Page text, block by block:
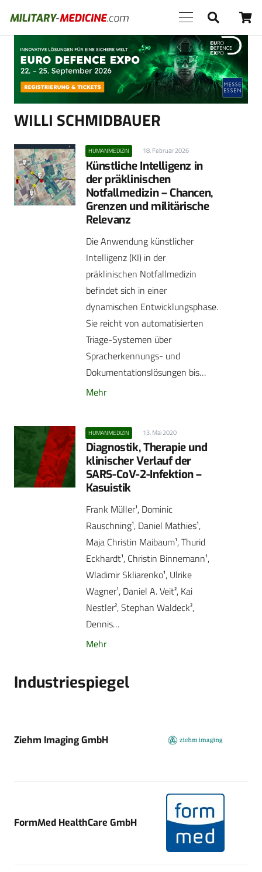
Anzeige
WILLI SCHMIDBAUER
HUMANMEDIZIN 18. Februar 2026
Künstliche Intelligenz in
der präklinischen
Notfallmedizin – Chancen,
Grenzen und militärische
Relevanz
Die Anwendung künstlicher
Intelligenz (KI) in der
präklinischen Notfallmedizin
befindet sich in einer
dynamischen Entwicklungsphase.
Sie reicht von automatisierten
Triage-Systemen über
Spracherkennungs- und
Dokumentationslösungen bis…
Mehr
HUMANMEDIZIN 13. Mai 2020
Diagnostik, Therapie und
klinischer Verlauf der
SARS-CoV-2-Infektion –
Kasuistik
Frank Müller¹, Dominic
Rauschning¹, Daniel Mathies¹,
Maja Christin Maibaum¹, Thurid
Eckhardt¹, Christin ­Binnemann¹,
Wladimir Skliarenko¹, Ulrike
Wagner¹, Daniel A. Veit², Kai
Nestler², Stephan Waldeck²,
Dennis…
Mehr
Industriespiegel
Ziehm Imaging GmbH
FormMed HealthCare GmbH